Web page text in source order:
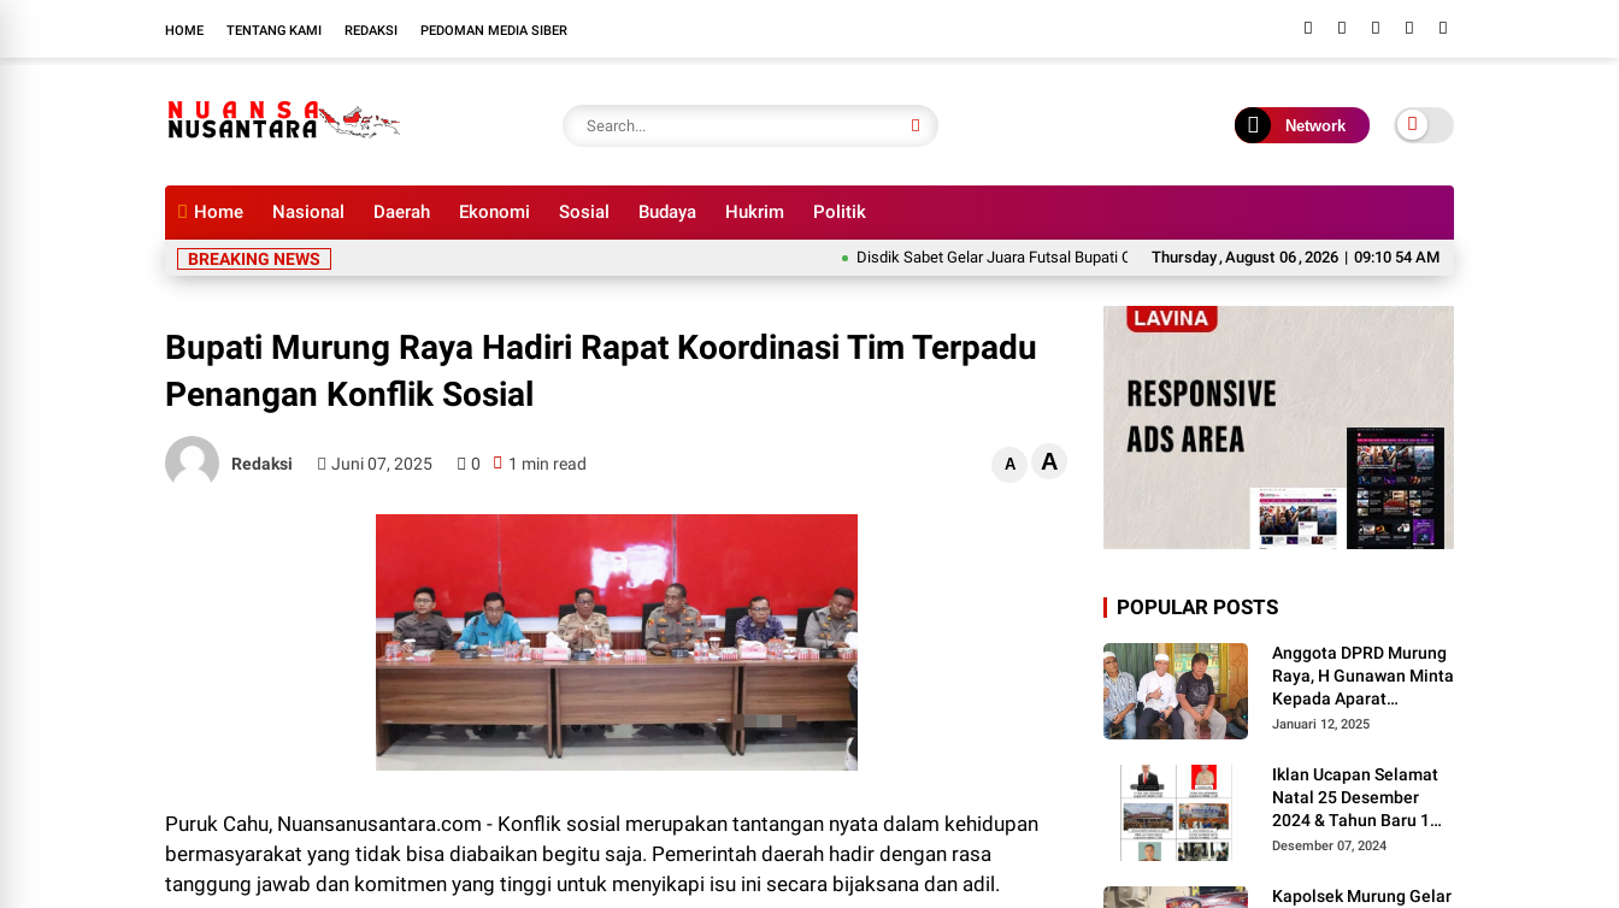
HOME TENTANG KAMI REDAKSI PEDOMAN MEDIA SIBER
Network
Home Nasional Daerah Ekonomi Sosial Budaya Hukrim Politik
Thursday,August 06,2026 | 09:10 54 AM
BREAKING NEWS Disdik Sabet Gelar Juara Futsal Bupati Cup 2026 Turnamen Futsal Bupati Cup 2026 Resmi Ditutup, Perkuat
Bupati Murung Raya Hadiri Rapat Koordinasi Tim Terpadu
Penangan Konflik Sosial
Redaksi Juni 07, 2025 0 1 min read A A
Puruk Cahu, Nuansanusantara.com - Konflik sosial merupakan tantangan nyata dalam kehidupan
bermasyarakat yang tidak bisa diabaikan begitu saja. Pemerintah daerah hadir dengan rasa
tanggung jawab dan komitmen yang tinggi untuk menyikapi isu ini secara bijaksana dan adil.
POPULAR POSTS
Anggota DPRD Murung
Raya, H Gunawan Minta
Kepada Aparat
Berantas judi dan
Instruksi Presiden RI
Januari 12, 2025
Iklan Ucapan Selamat
Natal 25 Desember
2024 & Tahun Baru 1
Januari 2025
Desember 07, 2024
Kapolsek Murung Gelar